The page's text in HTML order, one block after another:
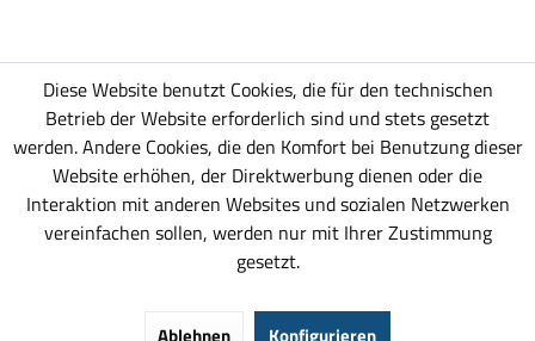
Diese Website benutzt Cookies, die für den technischen
Betrieb der Website erforderlich sind und stets gesetzt
werden. Andere Cookies, die den Komfort bei Benutzung dieser
Website erhöhen, der Direktwerbung dienen oder die
Interaktion mit anderen Websites und sozialen Netzwerken
vereinfachen sollen, werden nur mit Ihrer Zustimmung
gesetzt.